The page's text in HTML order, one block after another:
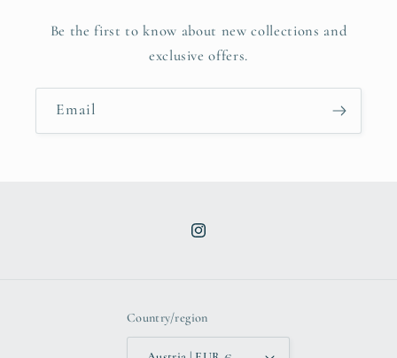
Be the first to know about new collections and
exclusive offers.
Email
Instagram
Country/region